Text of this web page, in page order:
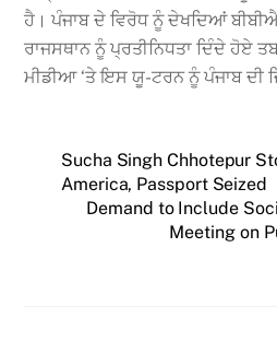
ਹੈ। ਪੰਜਾਬ ਦੇ ਵਿਰੋਧ ਨੂੰ ਦੇਖਦਿਆਂ
ਰਾਜਸਥਾਨ ਨੂੰ ਪ੍ਰਤੀਨਿਧਤਾ ਦਿੰਦੇ ਹੋਏ
ਮੀਡੀਆ ‘ਤੇ ਇਸ ਯੂ-ਟਰਨ ਨੂੰ ਪੰਜਾਬ ਦੀ
Sucha Singh Chhotepur
America, Passport Seized
Demand to Include
Meeting on